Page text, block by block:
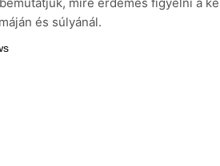
és súlyánál.